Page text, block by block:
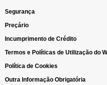
Segurança
Preçário
Incumprimento de Crédito
Termos e Políticas de Utilização do
Política de Cookies
Outra Informação Obrigatória